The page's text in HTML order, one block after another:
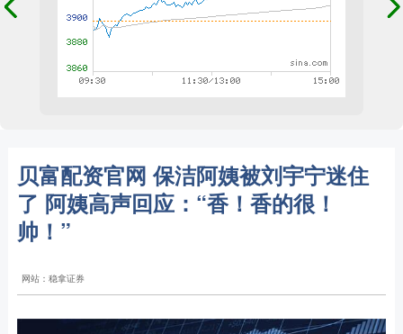
贝富配资官网 保洁阿姨被刘宇宁迷住
了 阿姨高声回应：“香！香的很！
帅！”
网站：稳拿证券